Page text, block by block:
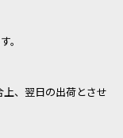
。
、翌日の出荷とさせ